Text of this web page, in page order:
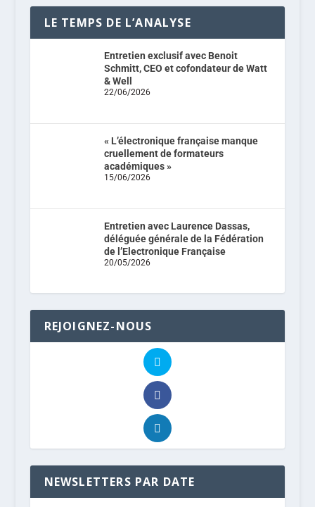
LE TEMPS DE L’ANALYSE
Entretien exclusif avec Benoit
Schmitt, CEO et cofondateur de Watt
& Well
22/06/2026
« L’électronique française manque
cruellement de formateurs
académiques »
15/06/2026
Entretien avec Laurence Dassas,
déléguée générale de la Fédération
de l’Electronique Française
20/05/2026
REJOIGNEZ-NOUS
NEWSLETTERS PAR DATE